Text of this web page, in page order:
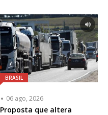
BRASIL
06 ago, 2026
Proposta que altera